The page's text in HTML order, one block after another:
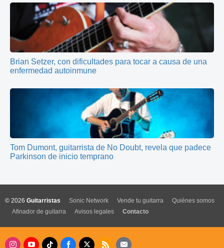
Brian Setzer, con dificultades para tocar a causa de una
enfermedad autoinmune
Tom Dumont, guitarrista de No Doubt, revela que padece
Parkinson de inicio temprano
© 2026 Guitarristas Sonic Network Vende tu guitarra
Quiénes somos
Afinador de guitarra
Avisos legales Contacto